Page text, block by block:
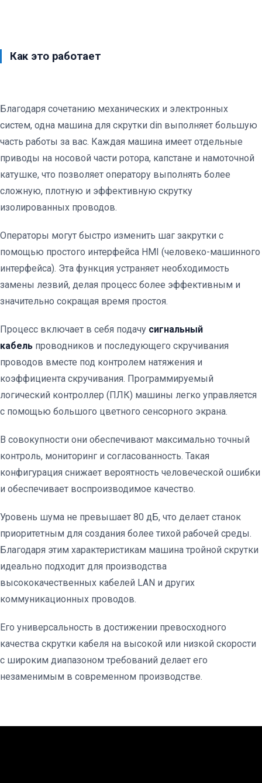
Как это работает
Благодаря сочетанию механических и электронных
систем, одна машина для скрутки din выполняет большую
часть работы за вас. Каждая машина имеет отдельные
приводы на носовой части ротора, капстане и намоточной
катушке, что позволяет оператору выполнять более
сложную, плотную и эффективную скрутку
изолированных проводов.
Операторы могут быстро изменить шаг закрутки с
помощью простого интерфейса HMI (человеко-машинного
интерфейса). Эта функция устраняет необходимость
замены лезвий, делая процесс более эффективным и
значительно сокращая время простоя.
Процесс включает в себя подачу сигнальный
кабель проводников и последующего скручивания
проводов вместе под контролем натяжения и
коэффициента скручивания. Программируемый
логический контроллер (ПЛК) машины легко управляется
с помощью большого цветного сенсорного экрана.
В совокупности они обеспечивают максимально точный
контроль, мониторинг и согласованность. Такая
конфигурация снижает вероятность человеческой ошибки
и обеспечивает воспроизводимое качество.
Уровень шума не превышает 80 дБ, что делает станок
приоритетным для создания более тихой рабочей среды.
Благодаря этим характеристикам машина тройной скрутки
идеально подходит для производства
высококачественных кабелей LAN и других
коммуникационных проводов.
Его универсальность в достижении превосходного
качества скрутки кабеля на высокой или низкой скорости
с широким диапазоном требований делает его
незаменимым в современном производстве.